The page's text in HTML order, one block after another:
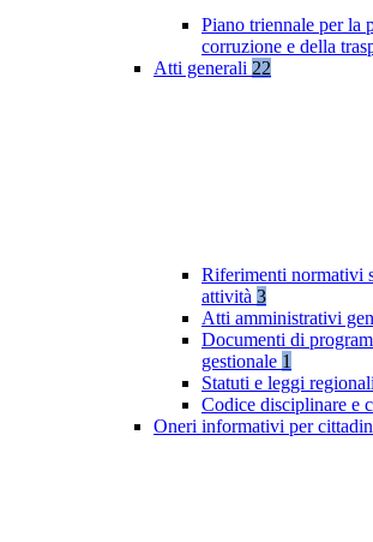
Piano triennale per la
corruzione e della
Atti generali 22
Riferimenti normativi
attività 3
Atti amministrativi
Documenti di
gestionale 1
Statuti e leggi regionali
Codice disciplinare e
Oneri informativi per